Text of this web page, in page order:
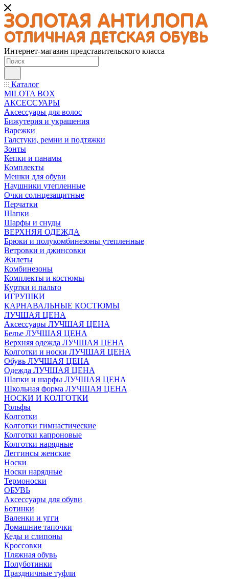
Интернет-магазин представительского класса
Каталог
MILOTA BOX
АКСЕССУАРЫ
Аксессуары для волос
Бижутерия и украшения
Варежки
Галстуки, ремни и подтяжки
Зонты
Кепки и панамы
Комплекты
Мешки для обуви
Наушники утепленные
Очки солнцезащитные
Перчатки
Шапки
Шарфы и снуды
ВЕРХНЯЯ ОДЕЖДА
Брюки и полукомбинезоны утепленные
Ветровки и джинсовки
Жилеты
Комбинезоны
Комплекты и костюмы
Куртки и пальто
ИГРУШКИ
КАРНАВАЛЬНЫЕ КОСТЮМЫ
ЛУЧШАЯ ЦЕНА
Аксессуары ЛУЧШАЯ ЦЕНА
Белье ЛУЧШАЯ ЦЕНА
Верхняя одежда ЛУЧШАЯ ЦЕНА
Колготки и носки ЛУЧШАЯ ЦЕНА
Обувь ЛУЧШАЯ ЦЕНА
Одежда ЛУЧШАЯ ЦЕНА
Шапки и шарфы ЛУЧШАЯ ЦЕНА
Школьная форма ЛУЧШАЯ ЦЕНА
НОСКИ И КОЛГОТКИ
Гольфы
Колготки
Колготки гимнастические
Колготки капроновые
Колготки нарядные
Леггинсы женские
Носки
Носки нарядные
Термоноски
ОБУВЬ
Аксессуары для обуви
Ботинки
Валенки и угги
Домашние тапочки
Кеды и слипоны
Кроссовки
Пляжная обувь
Полуботинки
Праздничные туфли